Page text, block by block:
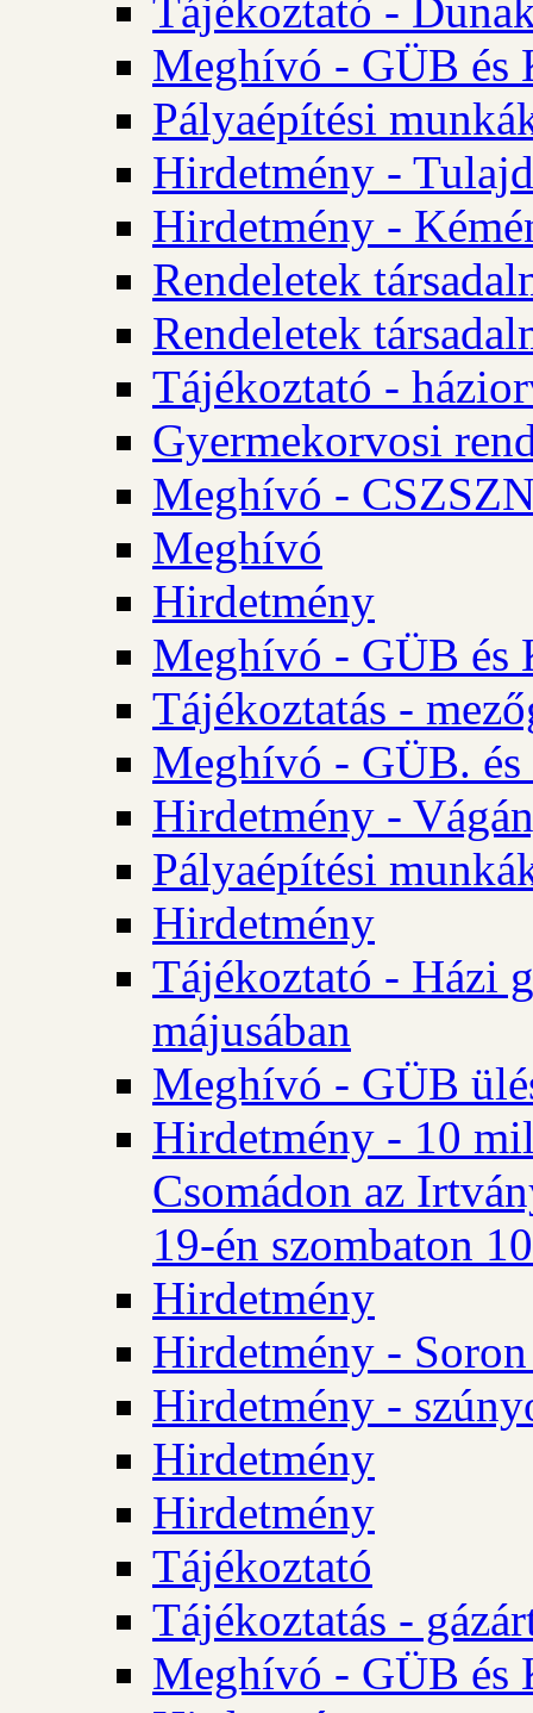
Tájékoztató -
Meghívó - GÜB és
Pályaépítési
Hirdetmény -
Hirdetmény -
Rendeletek
Rendeletek
Tájékoztató -
Gyermekorvosi
Meghívó -
Meghívó
Hirdetmény
Meghívó - GÜB és
Tájékoztatás -
Meghívó - GÜB.
Hirdetmény -
Pályaépítési
Hirdetmény
Tájékoztató - Házi
májusában
Meghívó - GÜB
Hirdetmény - 10
Csomádon az
19-én szombaton
Hirdetmény
Hirdetmény -
Hirdetmény -
Hirdetmény
Hirdetmény
Tájékoztató
Tájékoztatás -
Meghívó - GÜB és